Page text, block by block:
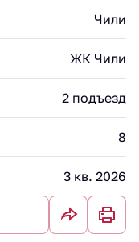
Чили
ЖК Чили
2 подъезд
8
3 кв. 2026